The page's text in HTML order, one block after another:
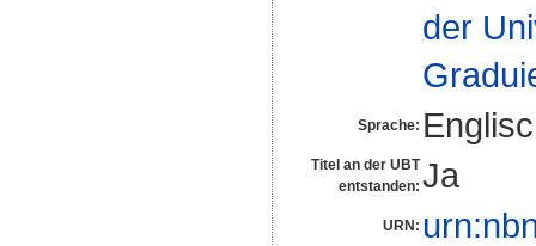
der
Sprache:
Titel an der UBT
entstanden: Ja
URN: